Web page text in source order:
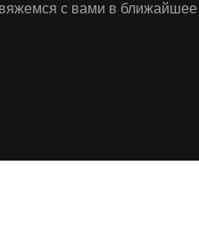
с вами в